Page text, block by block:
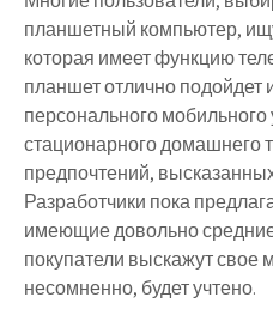
планшетный компьютер,
которая имеет функцию
планшет отлично подойдет
персонального
стационарного домашнего
предпочтений,
Разработчики пока
имеющие довольно
покупатели выскажут свое
несомненно, будет учтено.